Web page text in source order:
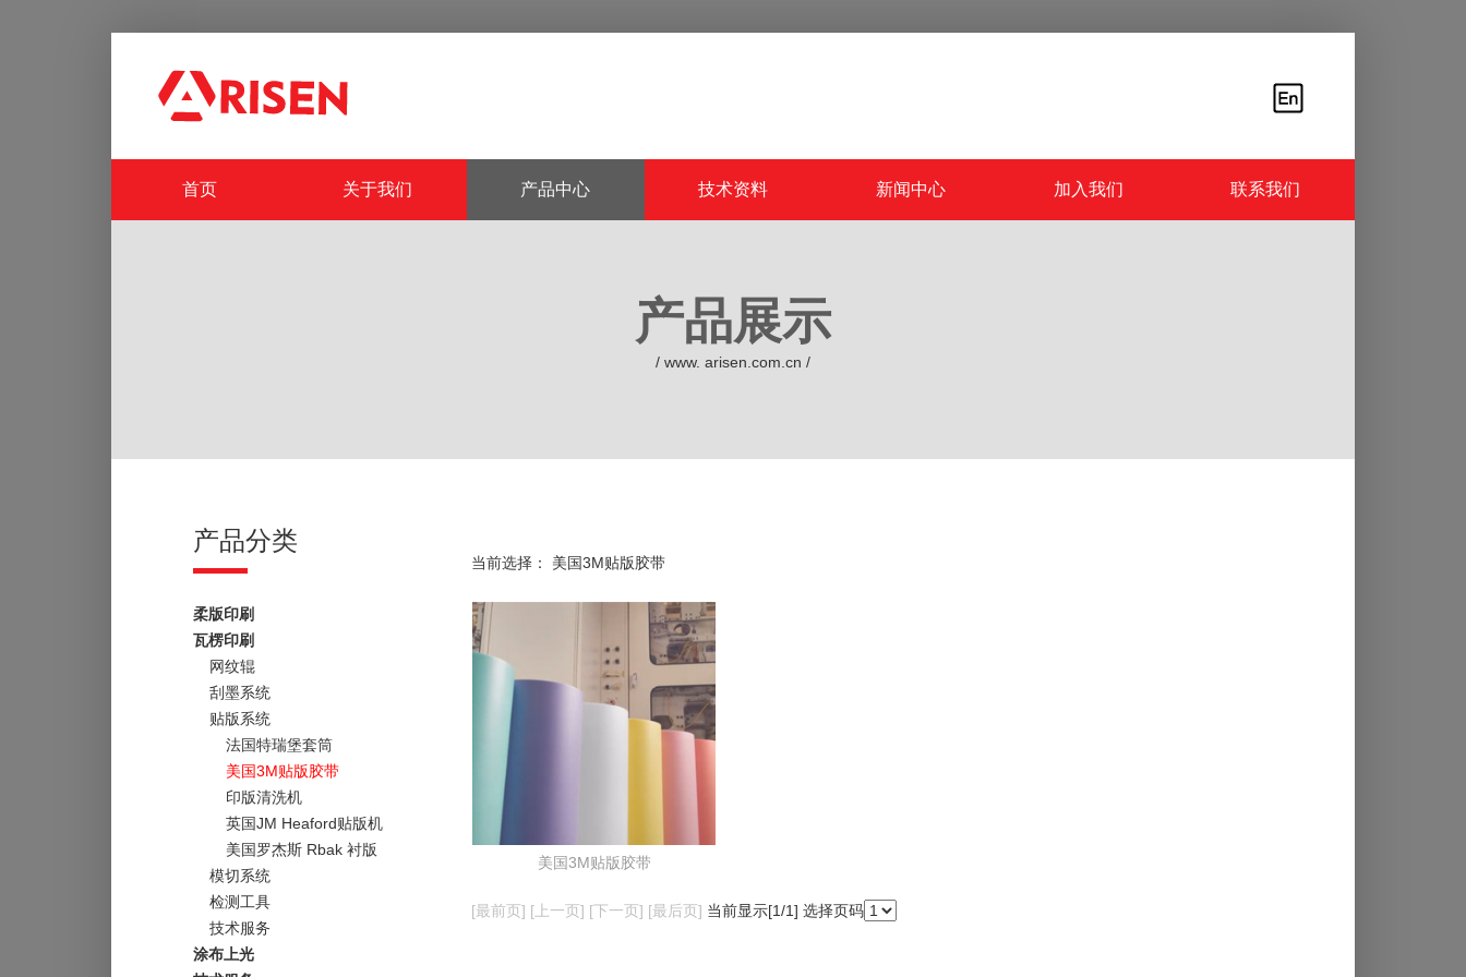
首页 关于我们 产品中心 技术资料 新闻中心 加入我们 联系我们
产品展示
/ www. arisen.com.cn /
产品分类
当前选择： 美国3M贴版胶带
柔版印刷
瓦楞印刷
网纹辊
刮墨系统
贴版系统
法国特瑞堡套筒
美国3M贴版胶带
印版清洗机
英国JM Heaford贴版机
美国罗杰斯 Rbak 衬版
模切系统
检测工具
技术服务
涂布上光
美国3M贴版胶带
[最前页] [上一页] [下一页] [最后页] 当前显示[1/1] 选择页码